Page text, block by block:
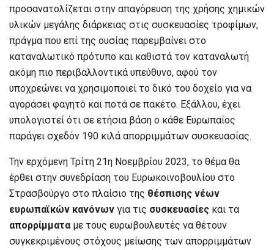
προσανατολίζεται στην απαγόρευση της χρήσης χημικών
υλικών μεγάλης διάρκειας στις συσκευασίες τροφίμων,
πράγμα που επί της ουσίας παρεμβαίνει στο
καταναλωτικό πρότυπο και καθιστά τον καταναλωτή
ακόμη πιο περιβαλλοντικά υπεύθυνο, αφού τον
υποχρεώνει να χρησιμοποιεί το δικό του δοχείο για να
αγοράσει φαγητό και ποτά σε πακέτο. Εξάλλου, έχει
υπολογιστεί ότι σε ετήσια βάση ο κάθε Ευρωπαίος
παράγει σχεδόν 190 κιλά απορριμμάτων συσκευασίας.
Την ερχόμενη Τρίτη 21η Νοεμβρίου 2023, το θέμα θα
έρθει στην συνεδρίαση του Ευρωκοινοβουλίου στο
Στρασβούργο στο πλαίσιο της θέσπισης νέων
ευρωπαϊκών κανόνων για τις συσκευασίες και τα
απορρίμματα με τους ευρωβουλευτές να θέτουν
συγκεκριμένους στόχους μείωσης των απορριμμάτων